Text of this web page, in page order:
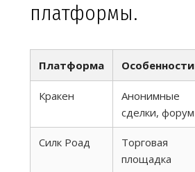
платформы.
Платформа Особенности
Кракен
Анонимные
сделки, форум
Силк Роад
Торговая
площадка